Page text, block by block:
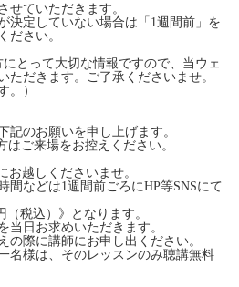
せていただきます。
決定していない場合は「1週間前」を
ださい。
にとって大切な情報ですので、当ウェ
ただきます。ご了承くださいませ。
。）
記のお願いを申し上げます。
はご来場をお控えください。
越しくださいませ。
間などは1週間前ごろにHP等SNSにて
（税込）》となります。
当日お求めいただきます。
の際に講師にお申し出ください。
名様は、そのレッスンのみ聴講無料